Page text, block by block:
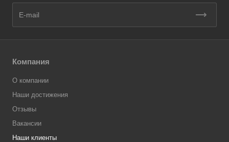
Компания
О компании
Наши достижения
Отзывы
Вакансии
Наши клиенты